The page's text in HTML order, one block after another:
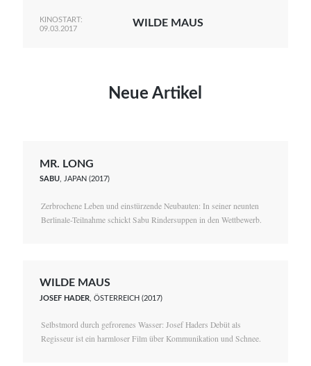
KINOSTART:
09.03.2017
WILDE MAUS
Neue Artikel
MR. LONG
SABU, JAPAN (2017)
Zerbrochene Leben und einstürzende Neubauten: In seiner neunten
Berlinale-Teilnahme schickt Sabu Rindersuppen in den Wettbewerb.
WILDE MAUS
JOSEF HADER , ÖSTERREICH (2017)
Selbstmord durch gefrorenes Wasser: Josef Haders Debüt als
Regisseur ist ein harmloser Film über Kommunikation und Schnee.